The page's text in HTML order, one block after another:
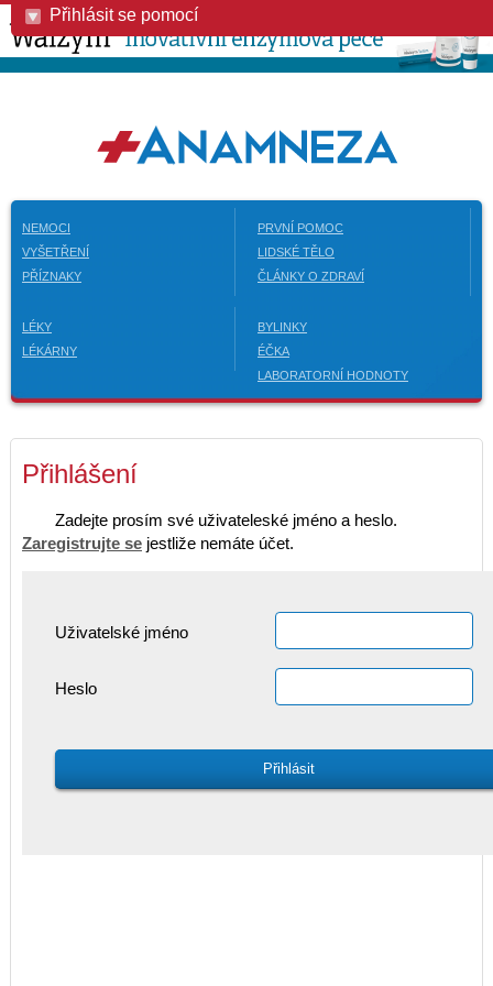
Přihlásit se pomocí
NEMOCI
VYŠETŘENÍ
PŘÍZNAKY
PRVNÍ POMOC
LIDSKÉ TĚLO
ČLÁNKY O ZDRAVÍ
LÉKY
LÉKÁRNY
BYLINKY
ÉČKA
LABORATORNÍ HODNOTY
Přihlášení
Zadejte prosím své uživateleské jméno a heslo.
Zaregistrujte se jestliže nemáte účet.
Uživatelské jméno
Heslo